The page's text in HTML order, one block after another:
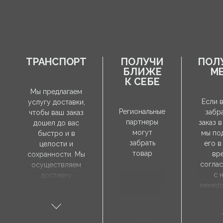
ТРАНСПОРТ
Мы предлагаем
услугу доставки,
чтобы ваш заказ
дошел до вас
быстро и в
целости и
сохранности. Мы
осуществляем
доставку
вами адресу, а
ПОЛУЧИ
БЛИЖЕ
К СЕБЕ
Региональные
партнеры
могут
забрать
товар
Если
заказ
мы
его в
с